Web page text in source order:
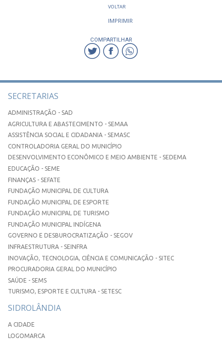
VOLTAR
IMPRIMIR
COMPARTILHAR
SECRETARIAS
ADMINISTRAÇÃO - SAD
AGRICULTURA E ABASTECIMENTO - SEMAA
ASSISTÊNCIA SOCIAL E CIDADANIA - SEMASC
CONTROLADORIA GERAL DO MUNICÍPIO
DESENVOLVIMENTO ECONÔMICO E MEIO AMBIENTE - SEDEMA
EDUCAÇÃO - SEME
FINANÇAS - SEFATE
FUNDAÇÃO MUNICIPAL DE CULTURA
FUNDAÇÃO MUNICIPAL DE ESPORTE
FUNDAÇÃO MUNICIPAL DE TURISMO
FUNDAÇÃO MUNICIPAL INDÍGENA
GOVERNO E DESBUROCRATIZAÇÃO - SEGOV
INFRAESTRUTURA - SEINFRA
INOVAÇÃO, TECNOLOGIA, CIÊNCIA E COMUNICAÇÃO - SITEC
PROCURADORIA GERAL DO MUNICÍPIO
SAÚDE - SEMS
TURISMO, ESPORTE E CULTURA - SETESC
SIDROLÂNDIA
A CIDADE
LOGOMARCA